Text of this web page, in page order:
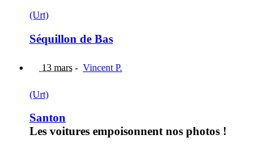
(Urt)
Séquillon de Bas
13 mars - Vincent P.
(Urt)
Santon
Les voitures empoisonnent nos photos !